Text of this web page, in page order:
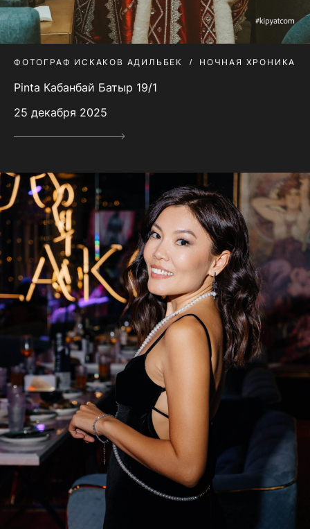
ФОТОГРАФ ИСКАКОВ АДИЛЬБЕК НОЧНАЯ ХРОНИКА
Pinta Кабанбай Батыр 19/1
25 декабря 2025